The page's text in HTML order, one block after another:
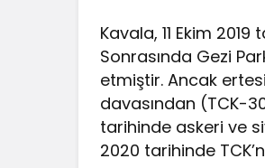
Kavala, 11 Ekim
Sonrasında Gezi
etmiştir. Ancak
davasından (TCK-
tarihinde askeri ve
2020 tarihinde